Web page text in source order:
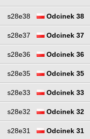
s28e38 Odcinek 38
s28e37 Odcinek 37
s28e36 Odcinek 36
s28e35 Odcinek 35
s28e33 Odcinek 33
s28e32 Odcinek 32
s28e31 Odcinek 31